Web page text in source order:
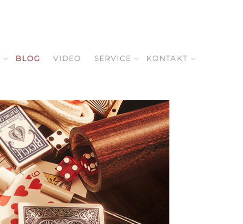
BLOG VIDEO SERVICE KONTAKT